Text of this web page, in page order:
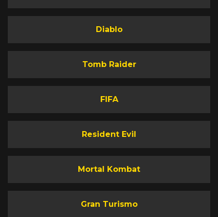
Diablo
Tomb Raider
FIFA
Resident Evil
Mortal Kombat
Gran Turismo